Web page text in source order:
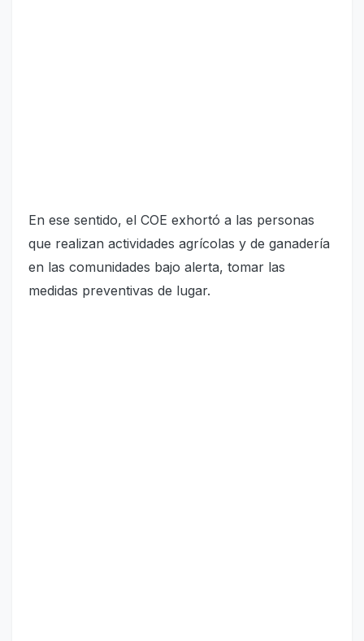
En ese sentido, el COE exhortó a las personas
que realizan actividades agrícolas y de ganadería
en las comunidades bajo alerta, tomar las
medidas preventivas de lugar.